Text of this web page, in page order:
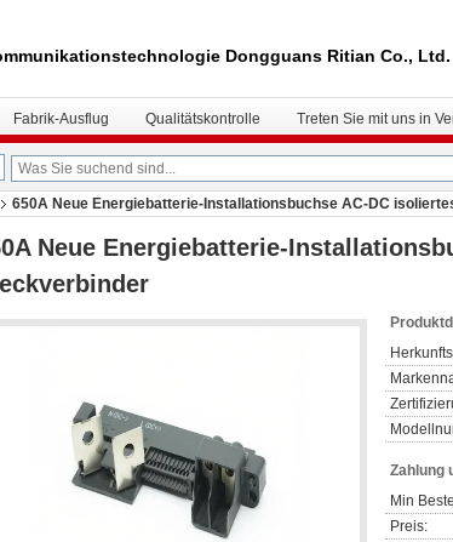
Dongguans Ritian Co., Ltd.
Fabrik-Ausflug Qualitätskontrolle Treten Sie mit uns in
650A Neue Energiebatterie-Installationsbuchse AC-DC
Neue Energiebatterie-
Zahlung
Min
Preis: